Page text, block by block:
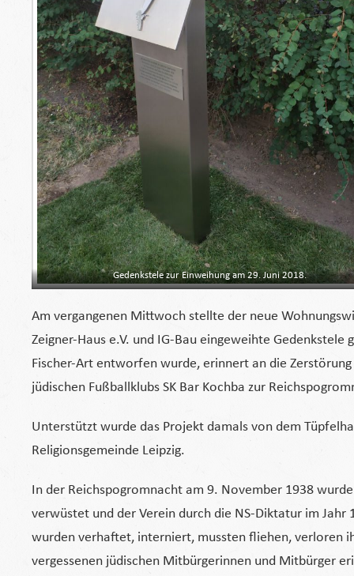
Gedenkstele zur Einweihung am 29. Juni 2018.
Am vergangenen Mittwoch stellte der neue
Zeigner-Haus e.V. und IG-Bau eingeweihte
Fischer-Art entworfen wurde, erinnert an die
jüdischen Fußballklubs SK Bar Kochba zur
Unterstützt wurde das Projekt damals von dem
Religionsgemeinde Leipzig.
In der Reichspogromnacht am 9. November 1938
verwüstet und der Verein durch die NS-Diktatur im Jahr
wurden verhaftet, interniert, mussten fliehen, verloren
vergessenen jüdischen Mitbürgerinnen und Mitbürger